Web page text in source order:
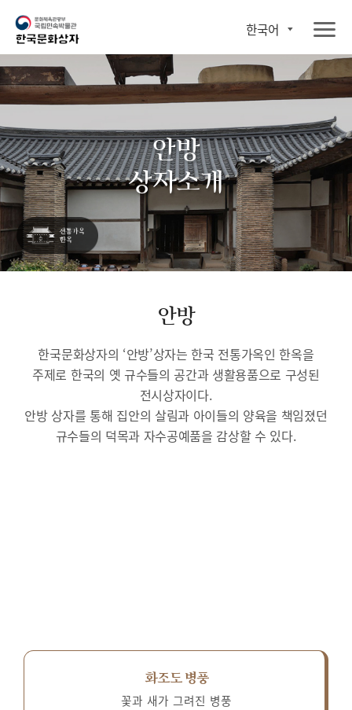
한국어
안방
상자소개
안방
한국문화상자의 ‘안방’상자는 한국 전통가옥인 한옥을
주제로 한국의 옛 규수들의 공간과 생활용품으로 구성된
전시상자이다.
안방 상자를 통해 집안의 살림과 아이들의 양육을 책임졌던
규수들의 덕목과 자수공예품을 감상할 수 있다.
화조도 병풍
꽃과 새가 그려진 병풍